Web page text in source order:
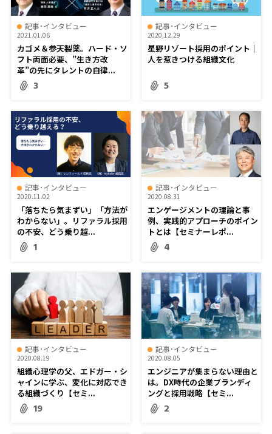
記事･インタビュー
2021.01.06
カゴメ＆参天製薬。ハード・ソ
フト両面必要、”生き方改
革”の先にタレントの自律...
3
記事･インタビュー
2020.12.29
星野リゾート採用のポイント｜
人を惹きつける組織文化
5
記事･インタビュー
2020.11.02
「落ちたら気まずい」「方法が
わからない」。リファラル採用
の不安、どう乗り越...
1
記事･インタビュー
2020.08.31
エンゲージメントの理論と事
例、実践的アプローチのポイン
トとは【セミナーレポ...
4
記事･インタビュー
2020.08.19
組織心理学の父、エドガー・シ
ャインに学ぶ、変化に対応でき
る組織づくり【セミ...
19
記事･インタビュー
2020.08.05
エンジニアが集まらない理由と
は。DX時代の企業ブランディ
ングと採用戦略【セミ...
2